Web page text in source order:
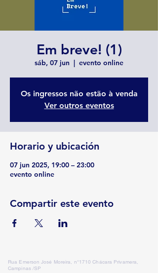
Em breve! (1)
sáb, 07 jun
  |
evento online
Os ingressos não estão à venda
Ver outros eventos
Horario y ubicación
07 jun 2025, 19:00 – 23:00
evento online
Compartir este evento
Rua Emerson José Moreira, n°1710 Chácara Privamera,
Campinas /SP